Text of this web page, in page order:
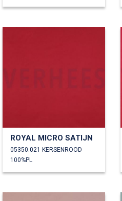
ROYAL MICRO SATIJN
05350.021 KERSENROOD
100%PL